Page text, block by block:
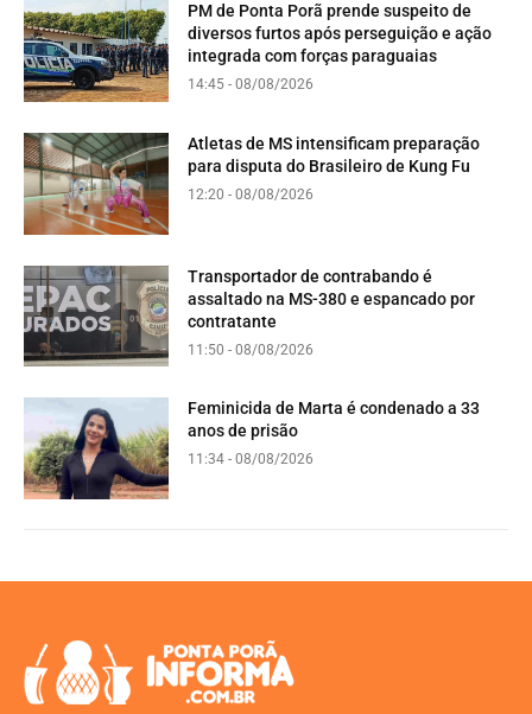
PM de Ponta Porã prende suspeito de
diversos furtos após perseguição e ação
integrada com forças paraguaias
14:45 - 08/08/2026
Atletas de MS intensificam preparação
para disputa do Brasileiro de Kung Fu
12:20 - 08/08/2026
Transportador de contrabando é
assaltado na MS-380 e espancado por
contratante
11:50 - 08/08/2026
Feminicida de Marta é condenado a 33
anos de prisão
11:34 - 08/08/2026